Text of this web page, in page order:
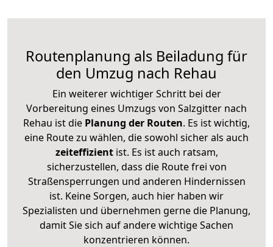
Routenplanung als Beiladung für
den Umzug nach Rehau
Ein weiterer wichtiger Schritt bei der
Vorbereitung eines Umzugs von Salzgitter nach
Rehau ist die Planung der Routen. Es ist wichtig,
eine Route zu wählen, die sowohl sicher als auch
zeiteffizientist. Es ist auch ratsam,
sicherzustellen, dass die Route frei von
Straßensperrungen und anderen Hindernissen
ist. Keine Sorgen, auch hier haben wir
Spezialisten und übernehmen gerne die Planung,
damit Sie sich auf andere wichtige Sachen
konzentrieren können.